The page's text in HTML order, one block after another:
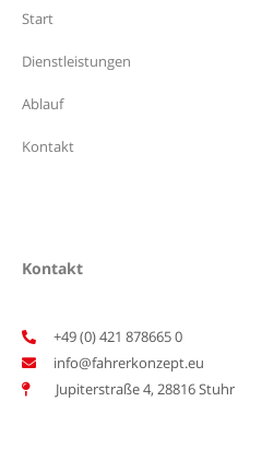
Start
Dienstleistungen
Ablauf
Kontakt
Kontakt
+49 (0) 421 878665 0
info@fahrerkonzept.eu
Jupiterstraße 4, 28816 Stuhr